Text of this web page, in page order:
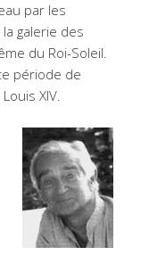
par les
galerie des
du Roi-Soleil.
période de
XIV.